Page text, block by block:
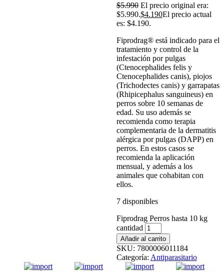
$5.990 El precio original era:
$5.990.$4.190El precio actual
es: $4.190.
Fiprodrag® está indicado para el
tratamiento y control de la
infestación por pulgas
(Ctenocephalides felis y
Ctenocephalides canis), piojos
(Trichodectes canis) y garrapatas
(Rhipicephalus sanguineus) en
perros sobre 10 semanas de
edad. Su uso además se
recomienda como terapia
complementaria de la dermatitis
alérgica por pulgas (DAPP) en
perros. En estos casos se
recomienda la aplicación
mensual, y además a los
animales que cohabitan con
ellos.
7 disponibles
Fiprodrag Perros hasta 10 kg
cantidad
Añadir al carrito
SKU: 7800006011184
Categoría: Antiparasitario